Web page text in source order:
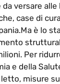
versare
case di
è lo
Per
e della
misure